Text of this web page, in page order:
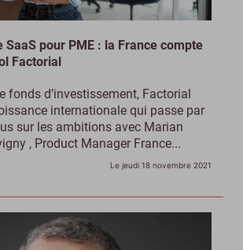
SaaS pour PME : la France compte
Factorial
fonds d’investissement, Factorial
internationale qui passe par
sur les ambitions avec Marian
, Product Manager France...
Le jeudi 18 novembre 2021